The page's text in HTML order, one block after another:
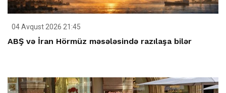
04 Avqust 2026 21:45
ABŞ və İran Hörmüz məsələsində razılaşa bilər